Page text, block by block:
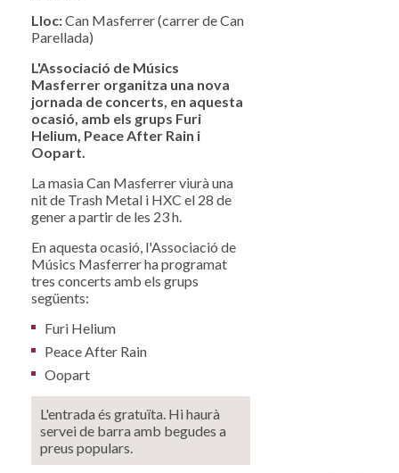
Lloc:Can Masferrer (carrer de Can
Parellada)
L'Associació de Músics
Masferrer organitza una nova
jornada de concerts, en aquesta
ocasió, amb els grups Furi
Helium, Peace After Rain i
Oopart.
La masia Can Masferrer viurà una
nit de Trash Metal i HXC el 28 de
gener a partir de les 23 h.
En aquesta ocasió, l'Associació de
Músics Masferrer ha programat
tres concerts amb els grups
següents:
Furi Helium
Peace After Rain
Oopart
L'entrada és gratuïta. Hi haurà
servei de barra amb begudes a
preus populars.